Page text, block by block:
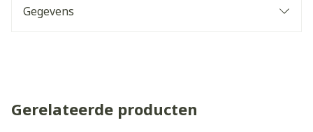
Gegevens
Gerelateerde producten